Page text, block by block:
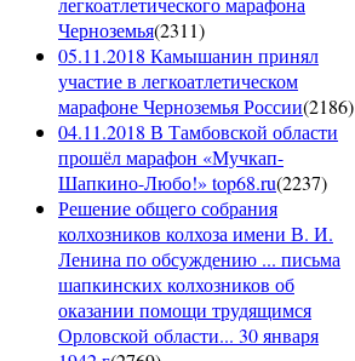
Черноземья(2311)
05.11.2018 Камышанин принял
участие в легкоатлетическом
марафоне Черноземья России(2186)
04.11.2018 В Тамбовской области
прошёл марафон «Мучкап-
Шапкино-Любо!» top68.ru(2237)
Решение общего собрания
колхозников колхоза имени В. И.
Ленина по обсуждению ... письма
шапкинских колхозников об
оказании помощи трудящимся
Орловской области... 30 января